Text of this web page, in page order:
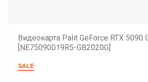
Видеокарта Palit GeForce RTX 5090
[NE75090019R5-GB2020G]
SALE